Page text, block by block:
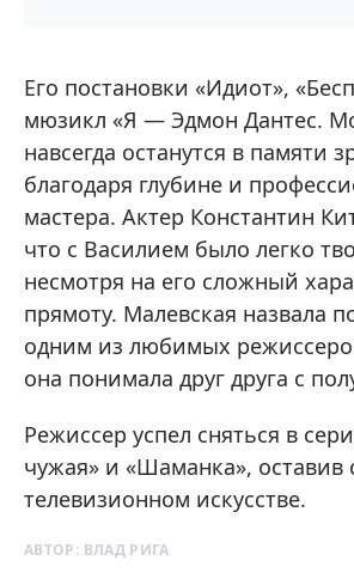
Его постановки «Идиот»,
мюзикл «Я — Эдмон Дантес.
навсегда останутся в памяти
благодаря глубине и
мастера. Актер Константин
что с Василием было легко
несмотря на его сложный
прямоту. Малевская назвала
одним из любимых
она понимала друг друга с
Режиссер успел сняться в
чужая» и «Шаманка», оставив
телевизионном искусстве.
АВТОР: ВЛАД РИГА